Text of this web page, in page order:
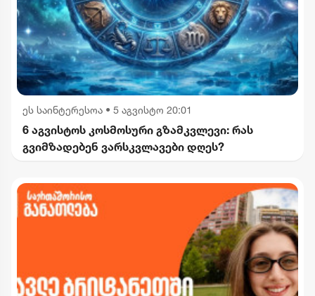
ეს საინტერესოა • 5 აგვისტო 20:01
6 აგვისტოს კოსმოსური გზამკვლევი: რას
გვიმზადებენ ვარსკვლავები დღეს?